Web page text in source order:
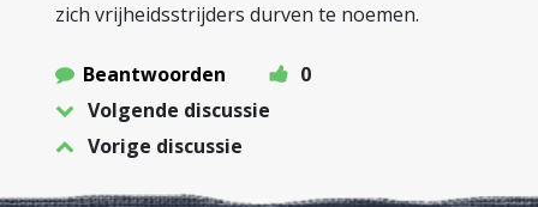
zich vrijheidsstrijders durven te noemen.
Beantwoorden
0
Volgende discussie
Vorige discussie